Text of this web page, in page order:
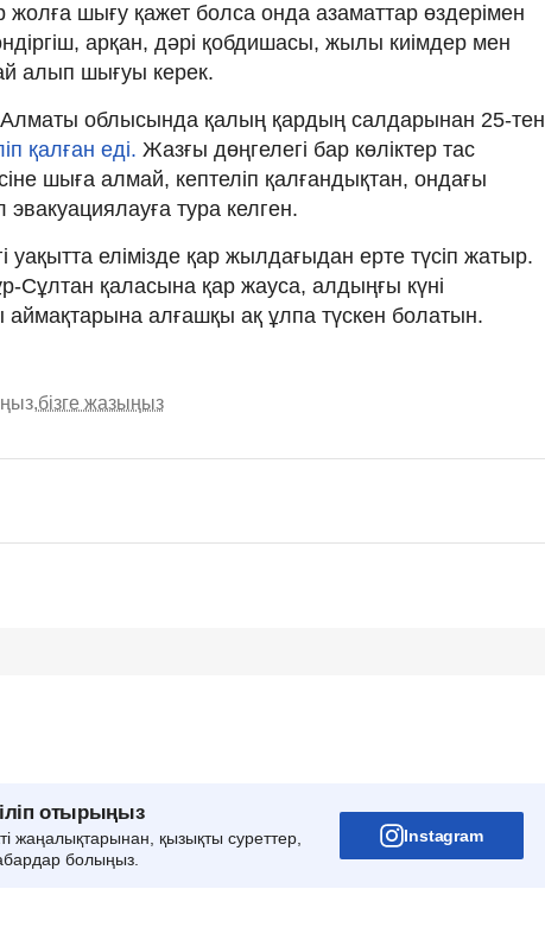
жолға шығу қажет болса онда азаматтар өздерімен
арқан, дәрі қобдишасы, жылы киімдер мен
алып шығуы керек.
Алматы облысында қалың қардың салдарынан 25-тен
қалған еді. Жазғы дөңгелегі бар көліктер тас
шыға алмай, кептеліп қалғандықтан, ондағы
тура келген.
уақытта елімізде қар жылдағыдан ерте түсіп жатыр.
Сұлтан қаласына қар жауса, алдыңғы күні
алғашқы ақ ұлпа түскен болатын.
бізге жазыңыз
отырыңыз
жаңалықтарынан, қызықты суреттер,
болыңыз.
Instagram